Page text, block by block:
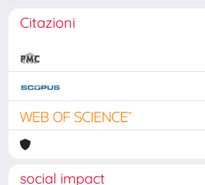
Citazioni
social impact